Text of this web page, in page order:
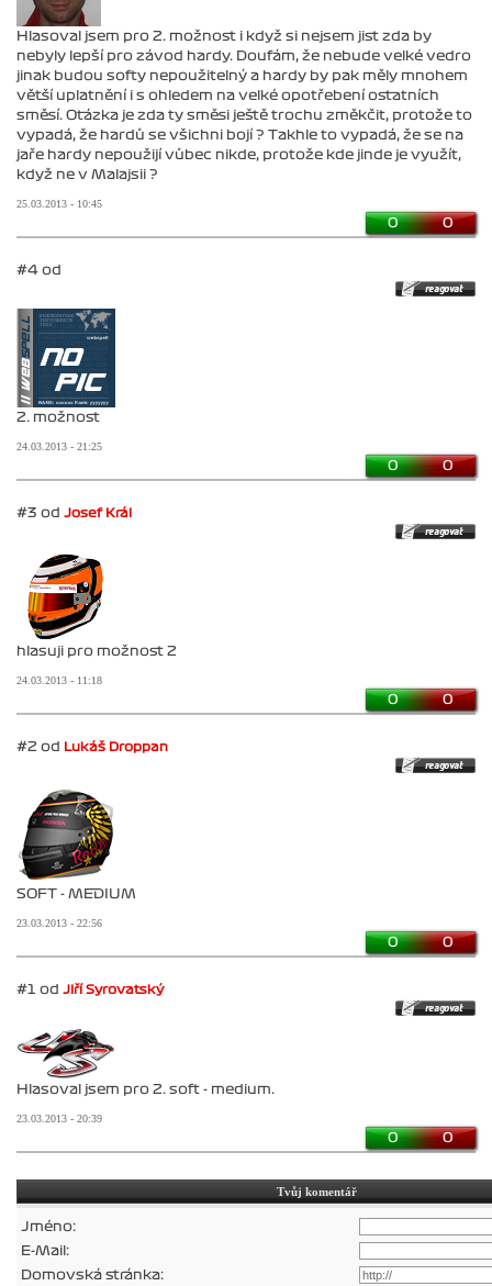
Hlasoval jsem pro 2. možnost i když si nejsem jist zda by
nebyly lepší pro závod hardy. Doufám, že nebude velké vedro
jinak budou softy nepoužitelný a hardy by pak měly mnohem
větší uplatnění i s ohledem na velké opotřebení ostatních
směsí. Otázka je zda ty směsi ještě trochu změkčit, protože to
vypadá, že hardů se všichni bojí ? Takhle to vypadá, že se na
jaře hardy nepoužijí vůbec nikde, protože kde jinde je využít,
když ne v Malajsii ?
25.03.2013 - 10:45
0 0
#4 od
2. možnost
24.03.2013 - 21:25
0 0
#3 od Josef Král
hlasuji pro možnost 2
24.03.2013 - 11:18
0 0
#2 od Lukáš Droppan
SOFT - MEDIUM
23.03.2013 - 22:56
0 0
#1 od Jiří Syrovatský
Hlasoval jsem pro 2. soft - medium.
23.03.2013 - 20:39
0 0
Tvůj komentář
Jméno:
E-Mail:
Domovská stránka: